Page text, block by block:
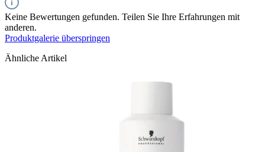
Keine Bewertungen gefunden. Teilen Sie Ihre Erfahrungen mit
anderen.
Produktgalerie überspringen
Ähnliche Artikel